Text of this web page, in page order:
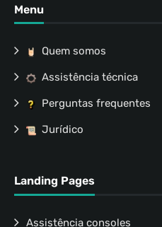
Menu
Quem somos
Assistência técnica
Perguntas frequentes
Jurídico
Landing Pages
Assistência consoles